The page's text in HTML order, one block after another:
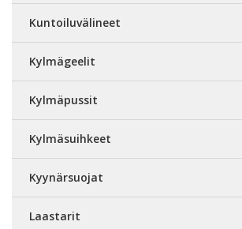
Kuntoiluvälineet
Kylmägeelit
Kylmäpussit
Kylmäsuihkeet
Kyynärsuojat
Laastarit